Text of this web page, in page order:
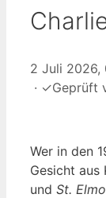
2 Juli 2026,
· ✓Geprüft
Wer in den
Gesicht aus
und St.